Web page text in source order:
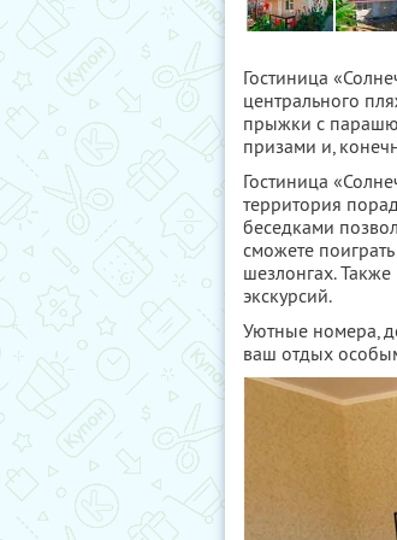
Гостиница
центрального
прыжки с
призами и,
Гостиница
территория
беседками
сможете
шезлонгах.
экскурсий.
Уютные номера,
ваш отдых